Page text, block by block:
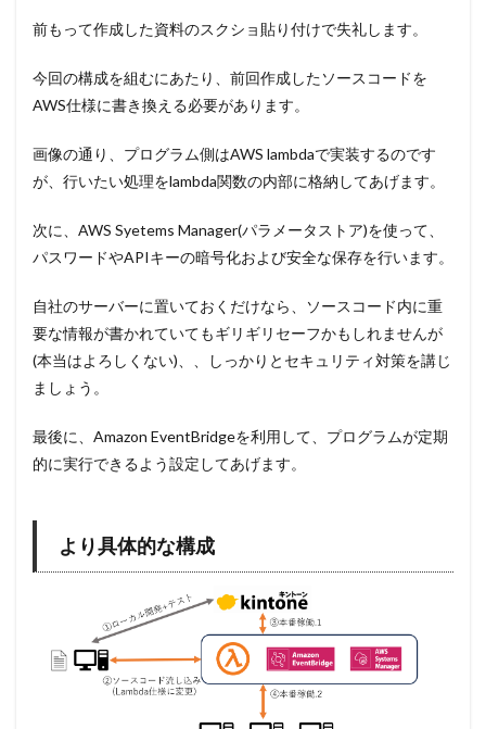
前もって作成した資料のスクショ貼り付けで失礼します。
今回の構成を組むにあたり、前回作成したソースコードを
AWS仕様に書き換える必要があります。
画像の通り、プログラム側はAWS lambdaで実装するのです
が、行いたい処理をlambda関数の内部に格納してあげます。
次に、AWS Syetems Manager(パラメータストア)を使って、
パスワードやAPIキーの暗号化および安全な保存を行います。
自社のサーバーに置いておくだけなら、ソースコード内に重
要な情報が書かれていてもギリギリセーフかもしれませんが
(本当はよろしくない)、、しっかりとセキュリティ対策を講じ
ましょう。
最後に、Amazon EventBridgeを利用して、プログラムが定期
的に実行できるよう設定してあげます。
より具体的な構成